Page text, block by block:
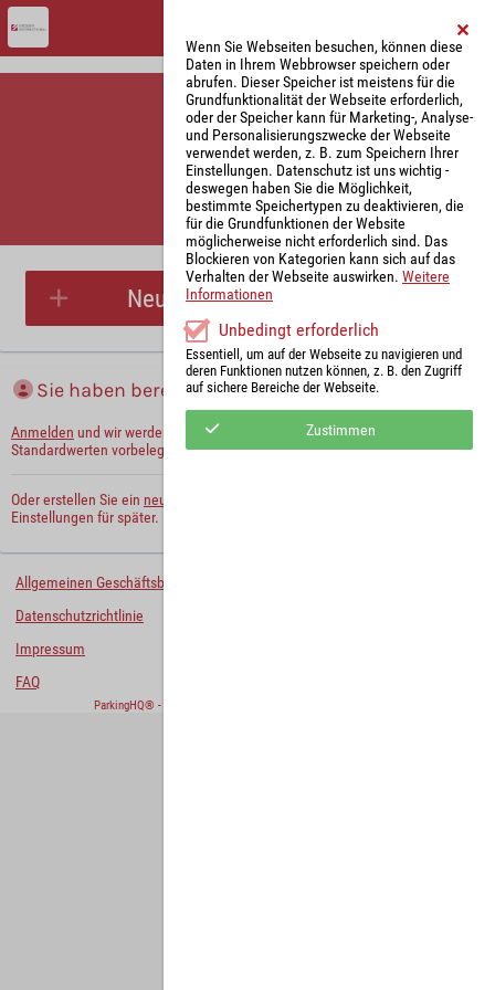
Parkplatzreservierung
Sie haben bereits ein Konto?
Anmelden und wir werden die notwendigen Informationen mit Ihren
Standardwerten vorbelegen.
Oder erstellen Sie ein neues Benutzerkonto
Einstellungen für später.
Neue Parkplatzreservierung
Allgemeinen Geschäftsbedingungen
Datenschutzrichtlinie
Impressum
FAQ
ParkingHQ® - eine Lösung von
Wenn Sie Webseiten besuchen, können diese
Daten in Ihrem Webbrowser speichern oder
abrufen. Dieser Speicher ist meistens für die
Grundfunktionalität der Webseite erforderlich,
oder der Speicher kann für Marketing-, Analyse-
und Personalisierungszwecke der Webseite
verwendet werden, z. B. zum Speichern Ihrer
Einstellungen. Datenschutz ist uns wichtig -
deswegen haben Sie die Möglichkeit,
bestimmte Speichertypen zu deaktivieren, die
für die Grundfunktionen der Website
möglicherweise nicht erforderlich sind. Das
Blockieren von Kategorien kann sich auf das
Verhalten der Webseite auswirken. Weitere
Informationen
Unbedingt erforderlich
Essentiell, um auf der Webseite zu navigieren und
deren Funktionen nutzen können, z. B. den Zugriff
auf sichere Bereiche der Webseite.
Zustimmen